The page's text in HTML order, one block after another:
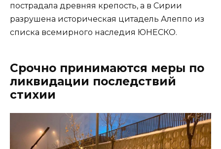
пострадала древняя крепость, а в Сирии
разрушена историческая цитадель Алеппо из
списка всемирного наследия ЮНЕСКО.
Срочно принимаются меры по
ликвидации последствий
стихии